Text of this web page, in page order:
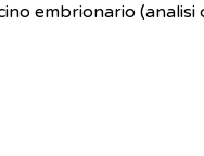
embrionario (analisi